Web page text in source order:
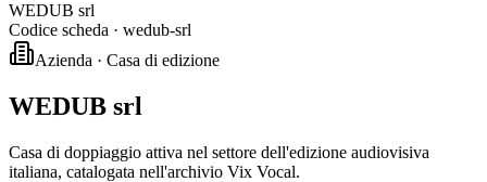
WEDUB srl
Codice scheda · wedub-srl
Azienda · Casa di edizione
WEDUB srl
Casa di doppiaggio attiva nel settore dell'edizione audiovisiva
italiana, catalogata nell'archivio Vix Vocal.